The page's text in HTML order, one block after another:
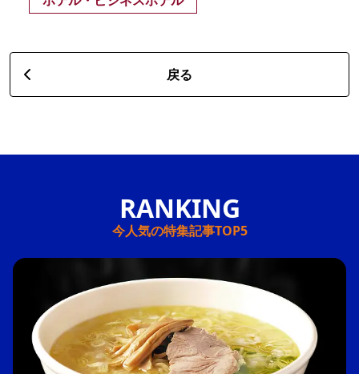
戻る
今人気の特集記事TOP5